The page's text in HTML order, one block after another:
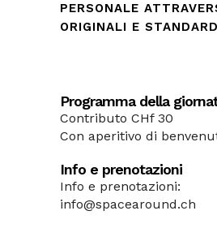
PERSONALE
ORIGINALI E
Programma della
Contributo CHf 30
Con aperitivo di
Info e prenotazioni
Info e prenotazioni:
info@spacearound.ch